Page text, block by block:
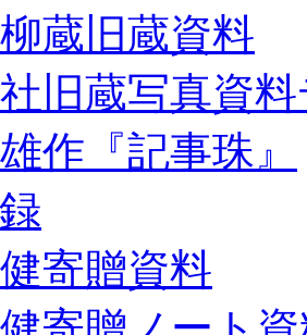
蔵旧蔵資料
旧蔵写真資
作『記事珠』
寄贈資料